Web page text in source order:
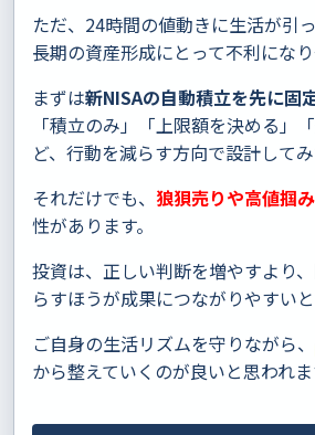
ただ、24時間の値動きに生活が引
長期の資産形成にとって不利になり
まずは新NISAの自動積立を先に固
「積立のみ」「上限額を決める」
ど、行動を減らす方向で設計してみ
それだけでも、 狼狽売りや高値掴
性があります。
投資は、正しい判断を増やすより
らすほうが成果につながりやすいと
ご自身の生活リズムを守りながら、
から整えていくのが良いと思われま